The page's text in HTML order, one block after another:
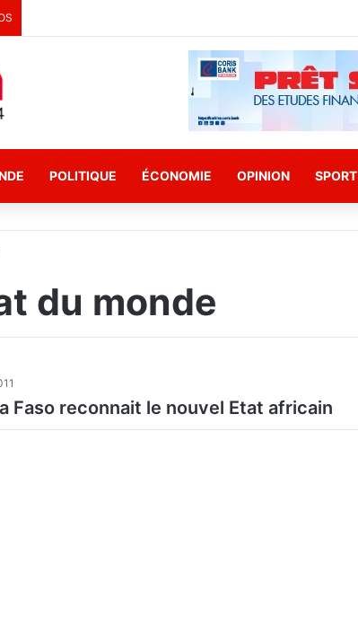
POLITIQUE ÉCONOMIE OPINION SPORT
du monde
Faso reconnait le nouvel Etat africain